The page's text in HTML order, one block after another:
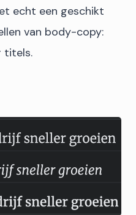
echt een geschikt
van body-copy:
titels.